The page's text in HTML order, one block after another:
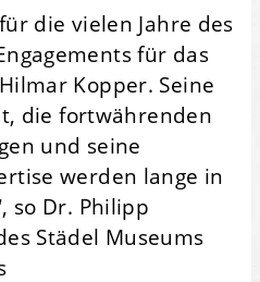
die vielen Jahre des
für das
Kopper. Seine
die fortwährenden
und seine
werden lange in
so Dr. Philipp
Städel Museums